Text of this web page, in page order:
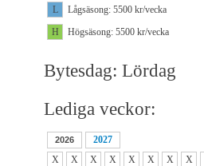
L
Lågsäsong: 5500 kr/vecka
H
Högsäsong: 5500 kr/vecka
Bytesdag: Lördag
Lediga veckor:
2026
2027
X
X X X X X X X